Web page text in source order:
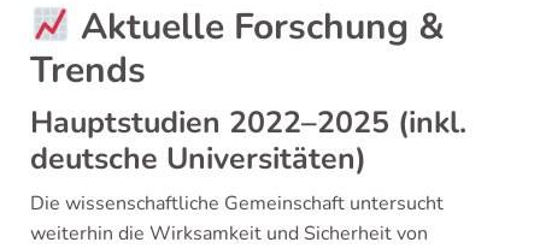
Aktuelle Forschung &
Trends
Hauptstudien 2022–2025 (inkl.
deutsche Universitäten)
Die wissenschaftliche Gemeinschaft untersucht
weiterhin die Wirksamkeit und Sicherheit von